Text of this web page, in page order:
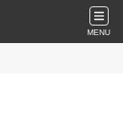
MENU